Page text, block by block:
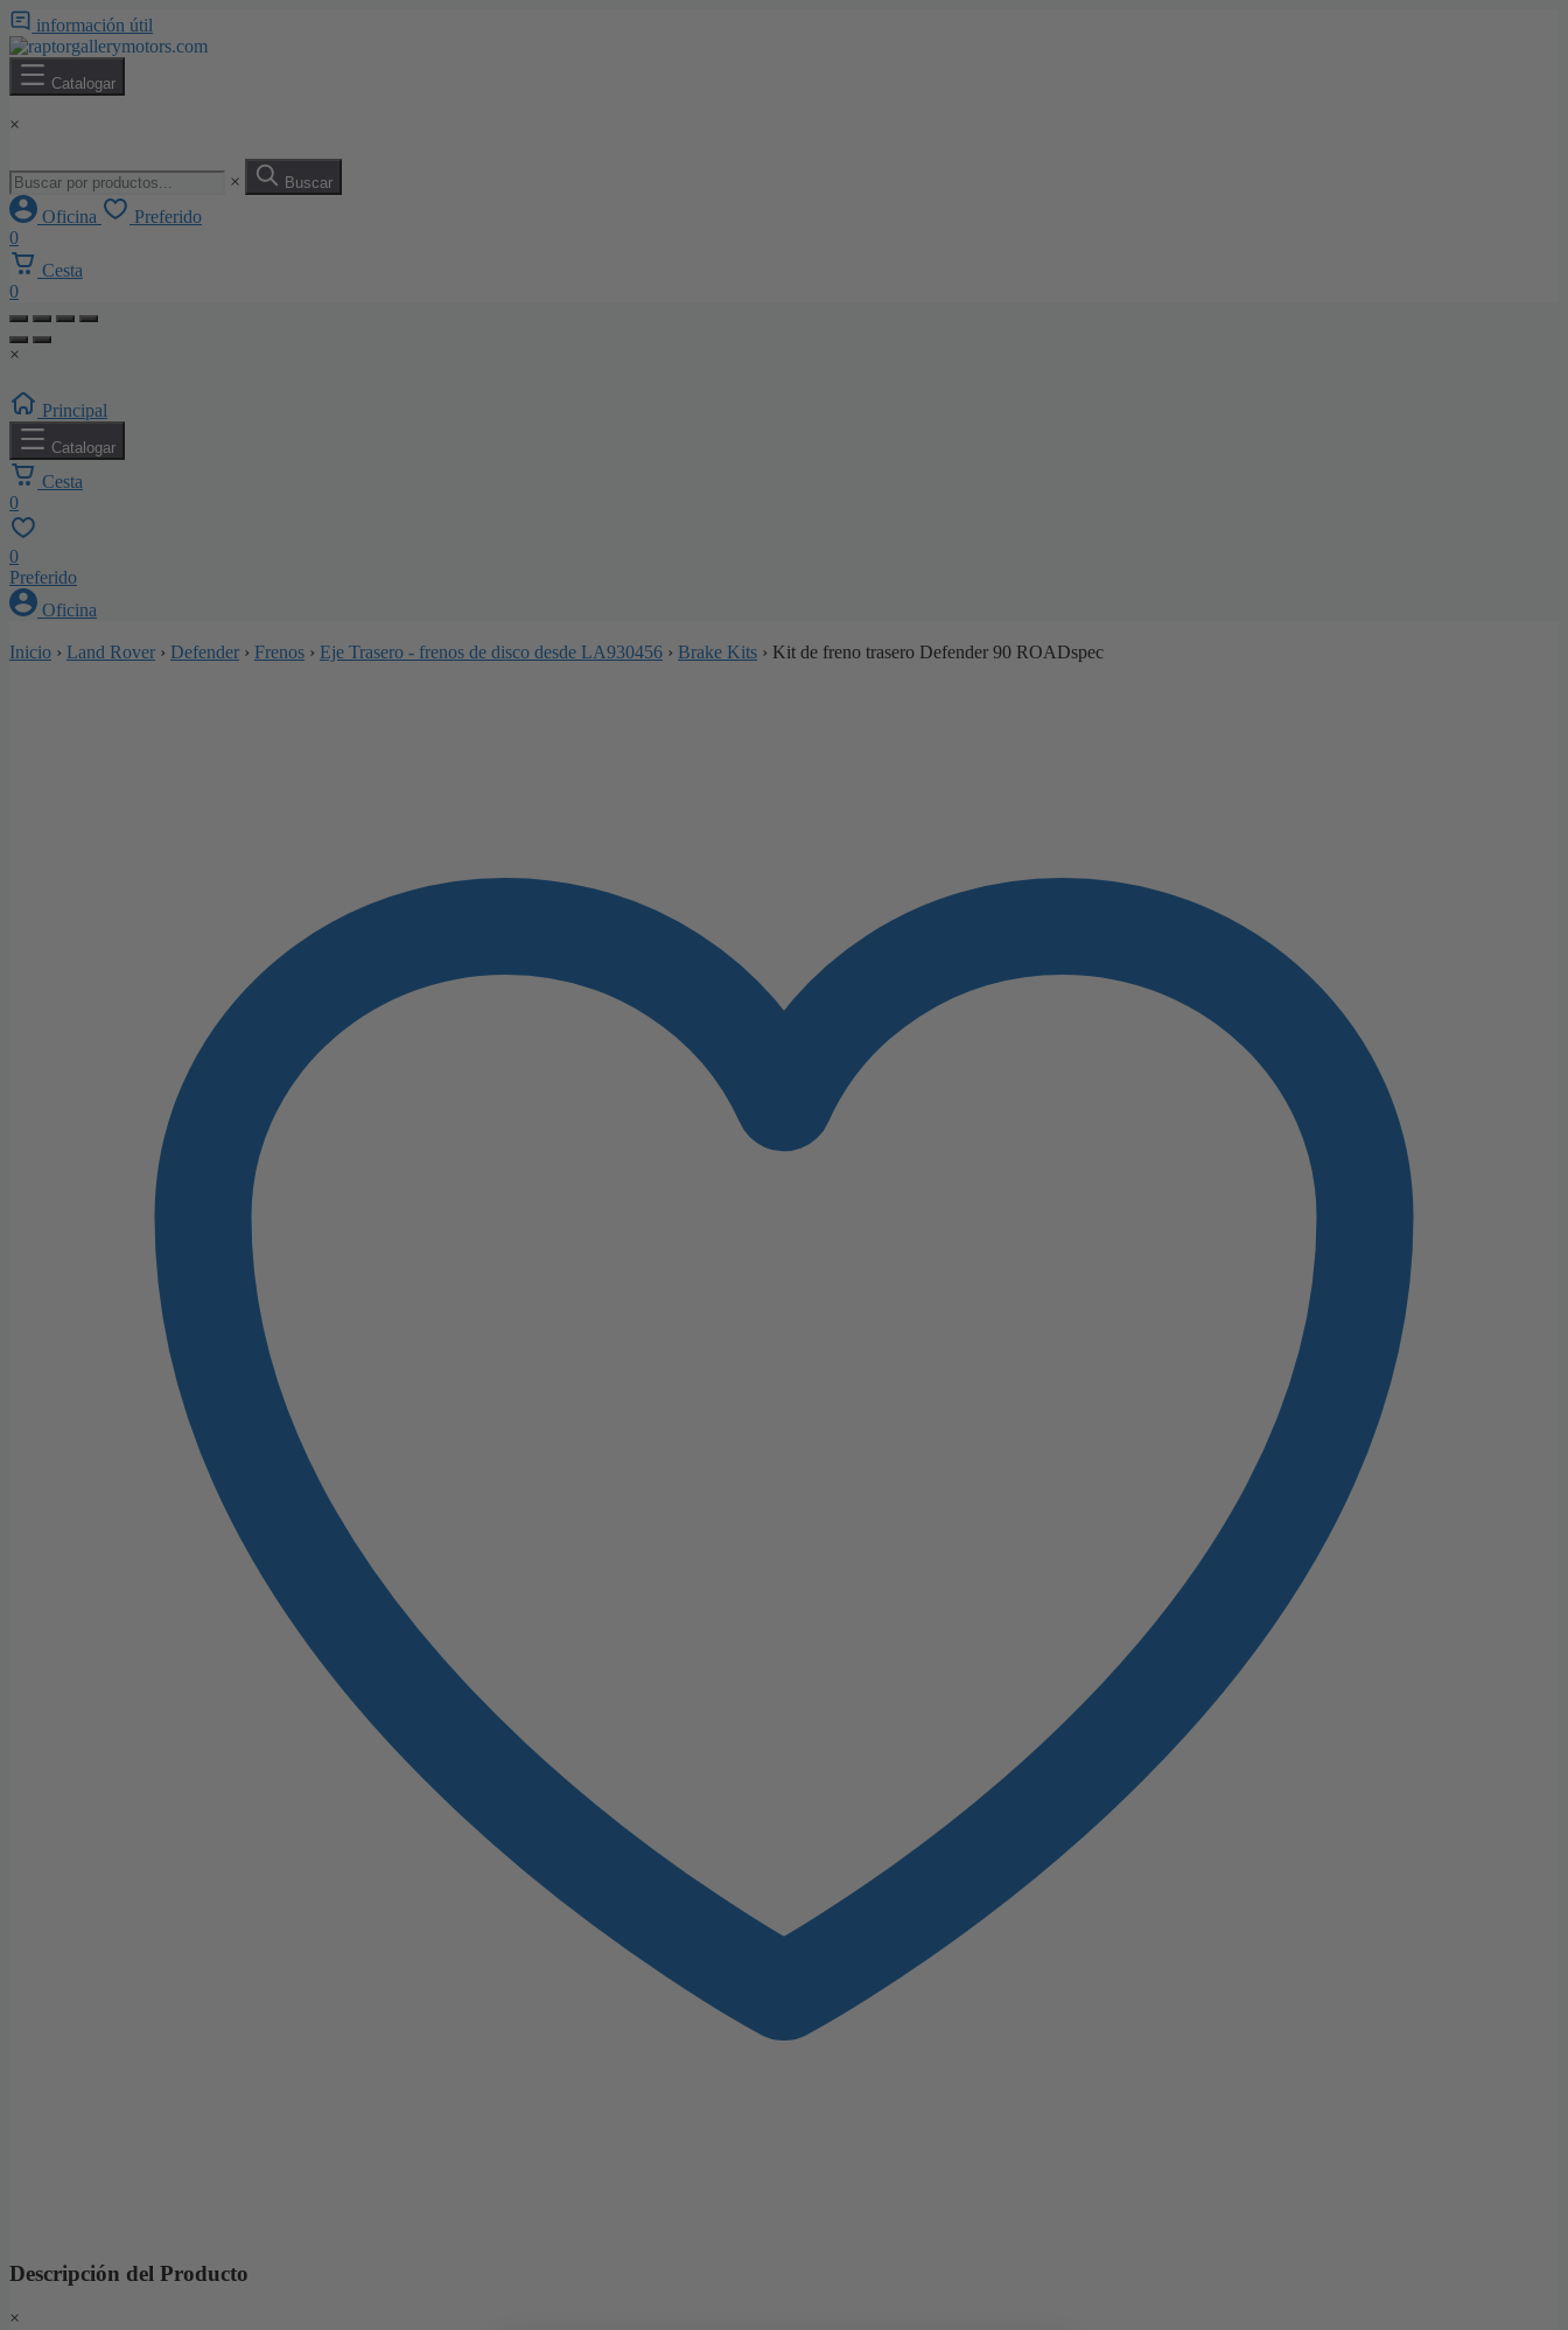
información útil
Catalogar
×
× Buscar
Oficina
Preferido
0
Cesta
0
×
Principal
Catalogar
Cesta
0
0
Preferido
Oficina
Inicio › Land Rover › Defender › Frenos › Eje Trasero - frenos de disco desde LA930456 › Brake Kits › Kit de freno trasero Defender 90 ROADspec
Descripción del Producto
×